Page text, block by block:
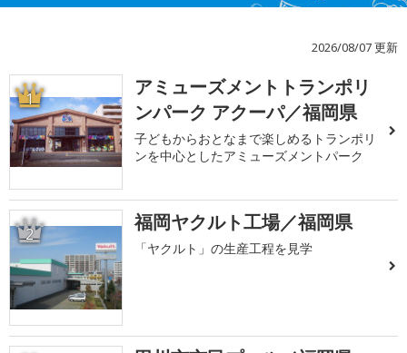
2026/08/07 更新
1
アミューズメントトランポリ
ンパーク アクーパ／福岡県
子どもからおとなまで楽しめるトランポリ
ンを中心としたアミューズメントパーク
2 福岡ヤクルト工場／福岡県
「ヤクルト」の生産工程を見学